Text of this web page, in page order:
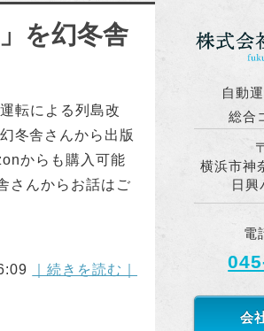
を幻冬舎
転による列島改
冬舎さんから出版
からも購入可能
さんからお話はご
｜続きを読む｜
自動
総合
横浜市神
日興
電
会